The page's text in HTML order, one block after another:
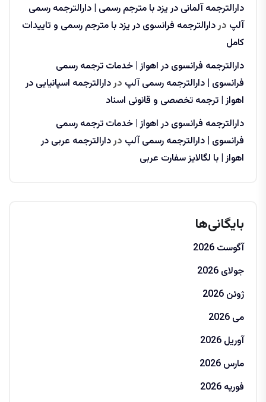
دارالترجمه آلمانی در یزد با مترجم رسمی | دارالترجمه رسمی
آلپ دردارالترجمه فرانسوی در یزد با مترجم رسمی و تاییدات
کامل
دارالترجمه فرانسوی در اهواز | خدمات ترجمه رسمی
فرانسوی | دارالترجمه رسمی آلپ دردارالترجمه اسپانیایی در
اهواز | ترجمه تخصصی و قانونی اسناد
دارالترجمه فرانسوی در اهواز | خدمات ترجمه رسمی
فرانسوی | دارالترجمه رسمی آلپ دردارالترجمه عربی در
اهواز | با لگالایز سفارت عربی
بایگانی‌ها
آگوست 2026
جولای 2026
ژوئن 2026
می 2026
آوریل 2026
مارس 2026
فوریه 2026